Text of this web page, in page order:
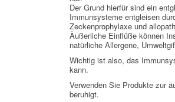
Der Grund hierfür sind ein
Immunsysteme entgleisen
Zeckenprophylaxe und
Äußerliche Einflüße können
natürliche Allergene,
Wichtig ist also, das
kann.
Verwenden Sie Produkte zur
beruhigt.